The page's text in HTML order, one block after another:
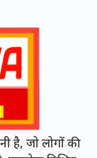
है, जो लोगों की